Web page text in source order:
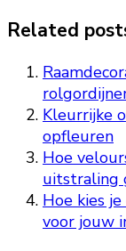
Related
Kleurrijke
opfleuren
Hoe
uitstraling
Hoe kies
voor jouw